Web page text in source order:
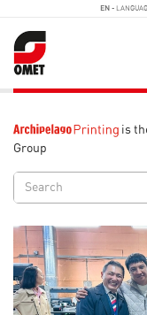
EN -
is
Group